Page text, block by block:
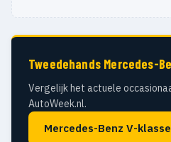
Tweedehands Mercedes-
Vergelijk het actuele
AutoWeek.nl.
Mercedes-Benz V-